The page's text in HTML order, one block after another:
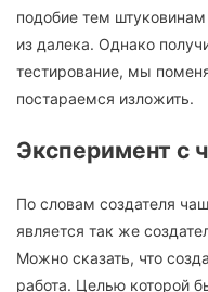
подобие тем
из далека. Однако
тестирование, мы
постараемся изложить.
Эксперимент с
По словам создателя
является так же
Можно сказать, что
работа. Целью которой